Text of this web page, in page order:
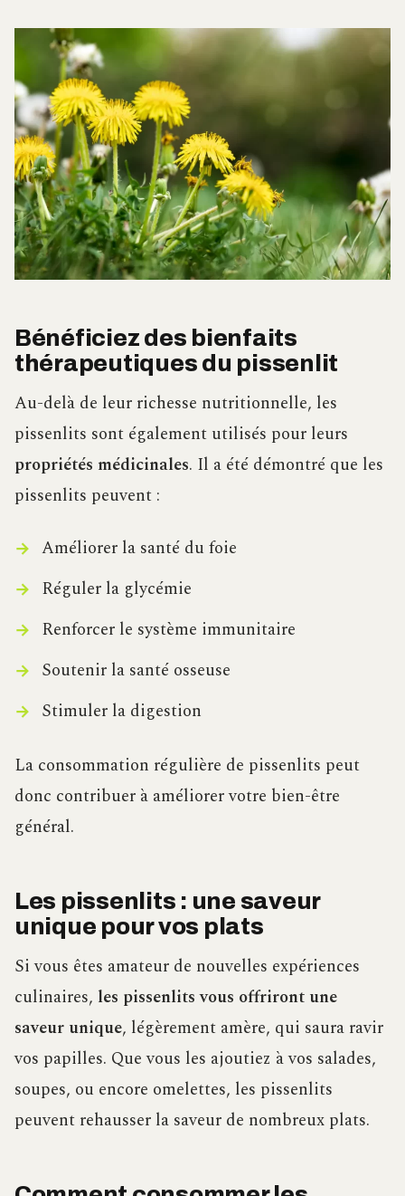
Bénéficiez des bienfaits
thérapeutiques du pissenlit
Au-delà de leur richesse nutritionnelle, les
pissenlits sont également utilisés pour leurs
propriétés médicinales. Il a été démontré que les
pissenlits peuvent :
Améliorer la santé du foie
Réguler la glycémie
Renforcer le système immunitaire
Soutenir la santé osseuse
Stimuler la digestion
La consommation régulière de pissenlits peut
donc contribuer à améliorer votre bien-être
général.
Les pissenlits : une saveur
unique pour vos plats
Si vous êtes amateur de nouvelles expériences
culinaires, les pissenlits vous offriront une
saveur unique, légèrement amère, qui saura ravir
vos papilles. Que vous les ajoutiez à vos salades,
soupes, ou encore omelettes, les pissenlits
peuvent rehausser la saveur de nombreux plats.